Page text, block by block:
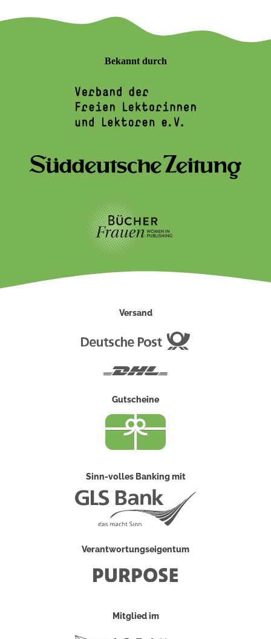
Bekannt durch
Versand
Gutscheine
Sinn-volles Banking mit
Verantwortungseigentum
Mitglied im